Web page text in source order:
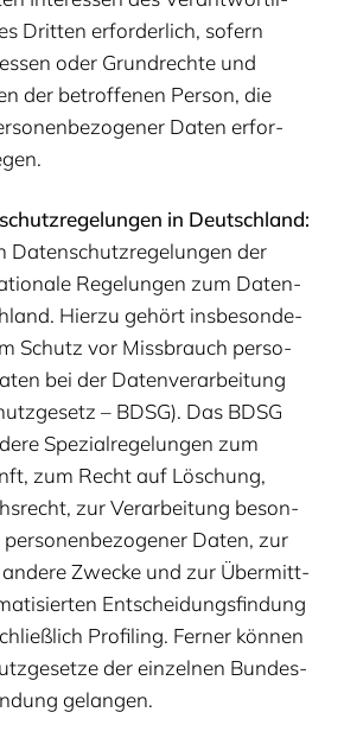
Drit­ten erfor­der­lich, sofern
oder Grund­rech­te und
der betrof­fe­nen Per­son, die
Daten erfor­
in Deutsch­land:
Daten­schutz­re­ge­lun­gen der
Rege­lun­gen zum Daten­
Hier­zu gehört ins­be­son­de­
Schutz vor Miss­brauch per­so­
bei der Daten­ver­ar­bei­tung
– BDSG). Das BDSG
Spe­zi­al­re­ge­lun­gen zum
zum Recht auf Löschung,
zur Ver­ar­bei­tung beson­
Daten, zur
Zwe­cke und zur Über­mitt­
Ent­schei­dungs­fin­dung
Pro­fil­ing. Fer­ner kön­nen
der ein­zel­nen Bun­des­
gelangen.